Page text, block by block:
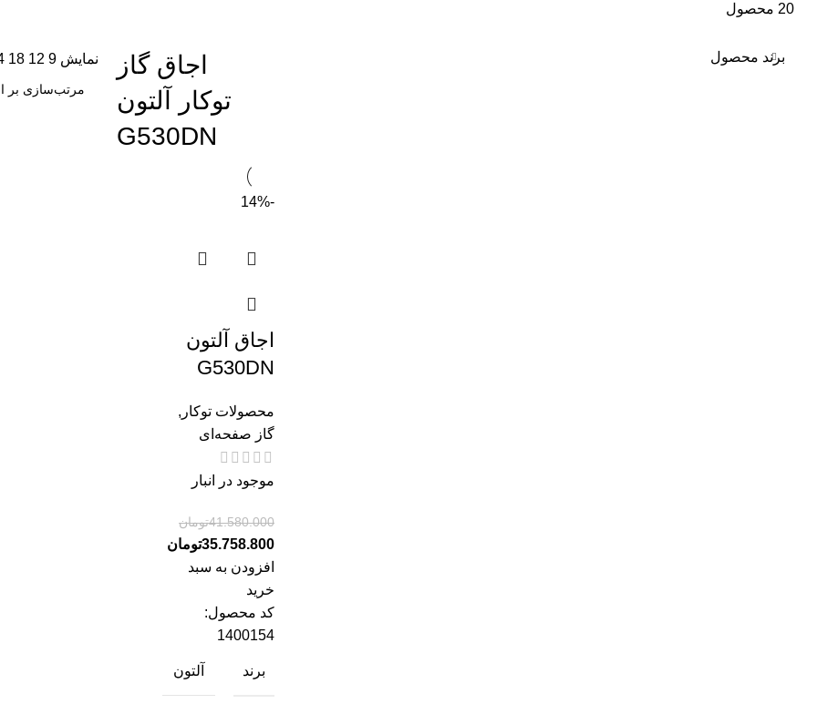
20 محصول
برند محصول
اجاق گاز
توکار آلتون
G530DN
نمایش9
12
18
-14%
اجاق آلتون
G530DN
محصولات توکار ,
گاز صفحه‌ای
موجود در انبار
41.580.000تومان
35.758.800تومان
افزودن به سبد
خرید
کد محصول:
1400154
برند آلتون